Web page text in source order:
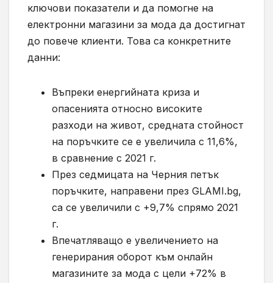
ключови показатели и да помогне на
електронни магазини за мода да достигнат
до повече клиенти. Това са конкретните
данни:
Въпреки енергийната криза и
опасенията относно високите
разходи на живот, средната стойност
на поръчките се е увеличила с 11,6%,
в сравнение с 2021 г.
През седмицата на Черния петък
поръчките, направени през GLAMI.bg,
са се увеличили с +9,7% спрямо 2021
г.
Впечатляващо е увеличението на
генерирания оборот към онлайн
магазините за мода с цели +72% в